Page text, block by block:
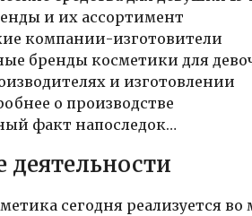
и их ассортимент
компании-изготовители
бренды косметики для
и изготовлении
о производстве
факт напоследок…
деятельности
сегодня реализуется